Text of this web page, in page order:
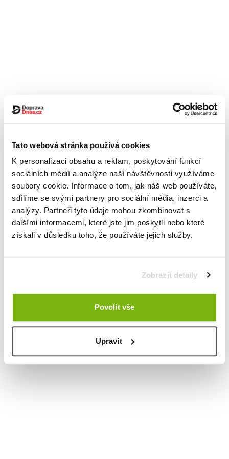
Tato webová stránka používá cookies
K personalizaci obsahu a reklam, poskytování funkcí
sociálních médií a analýze naší návštěvnosti využíváme
soubory cookie. Informace o tom, jak náš web používáte,
sdílíme se svými partnery pro sociální média, inzerci a
analýzy. Partneři tyto údaje mohou zkombinovat s
dalšími informacemi, které jste jim poskytli nebo které
získali v důsledku toho, že používáte jejich služby.
Zobrazit detaily
Povolit vše
Upravit